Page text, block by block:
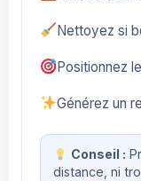
Nettoyez si
Positionnez
Générez un
Conseil :
distance, ni